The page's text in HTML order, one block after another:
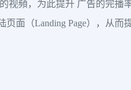
頻，为此提升 广告的完播
面（Landing Page），从而